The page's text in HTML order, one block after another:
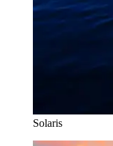
Solaris